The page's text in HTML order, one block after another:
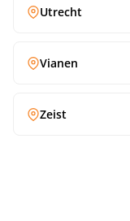
Utrecht
Vianen
Zeist